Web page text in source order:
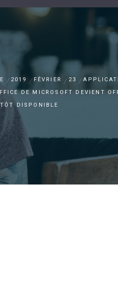
2019 FÉVRIER 23
DE MICROSOFT DEVIENT
DISPONIBLE